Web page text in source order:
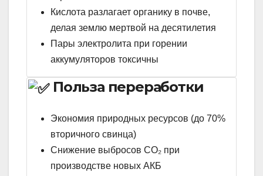
Кислота разлагает органику в почве,
делая землю мертвой на десятилетия
Пары электролита при горении
аккумуляторов токсичны
Польза переработки
Экономия природных ресурсов (до 70%
вторичного свинца)
Снижение выбросов CO₂ при
производстве новых АКБ